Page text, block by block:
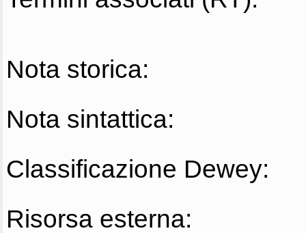
Nota storica:
Nota sintattica:
Classificazione Dewey:
Risorsa esterna: